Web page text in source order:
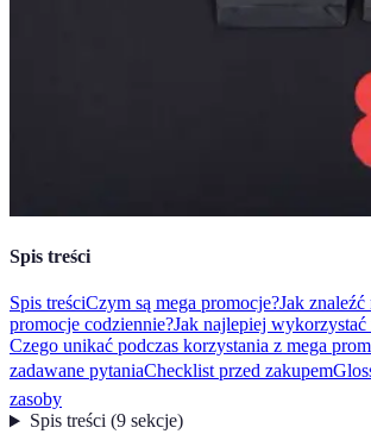
Spis treści
Spis treściCzym są mega promocje?Jak znaleźć
promocje codziennie?Jak najlepiej wykorzystać
Czego unikać podczas korzystania z mega
zadawane pytaniaChecklist przed zakupem
zasoby
Spis treści(9 sekcje)